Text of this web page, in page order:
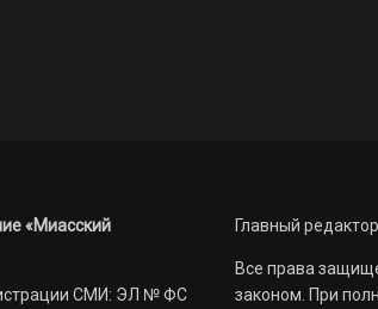
«Миасский
СМИ: ЭЛ № ФС
Главный
Все права
законом. При